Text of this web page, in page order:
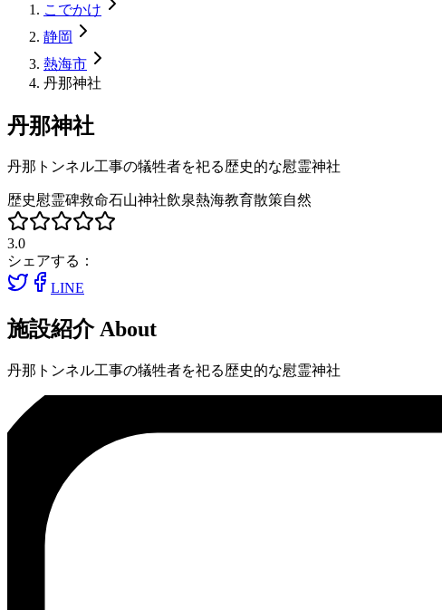
こでかけ
静岡
熱海市
丹那神社
丹那神社
丹那トンネル工事の犠牲者を祀る歴史的な慰霊神社
歴史慰霊碑救命石山神社飲泉熱海教育散策自然
3.0
シェアする：
LINE
施設紹介 About
丹那トンネル工事の犠牲者を祀る歴史的な慰霊神社